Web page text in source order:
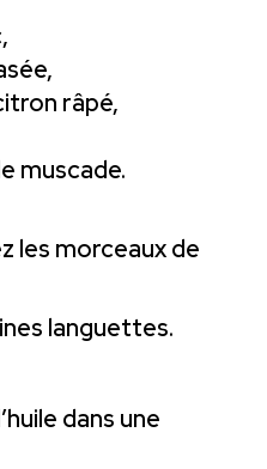
râpé,
muscade.
les morceaux de
languettes.
dans une